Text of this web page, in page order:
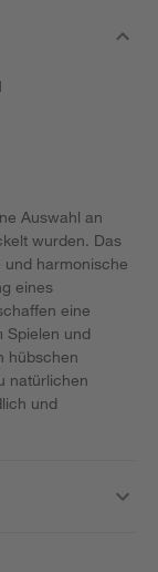
Auswahl an
wurden. Das
und harmonische
eines
eine
Spielen und
hübschen
natürlichen
und